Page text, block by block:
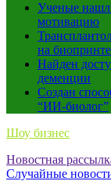
Ученые
мотивацию
на
Найден
деменции
Создан
“ИИ-биолог”
Шоу бизнес
Новостная
Случайные